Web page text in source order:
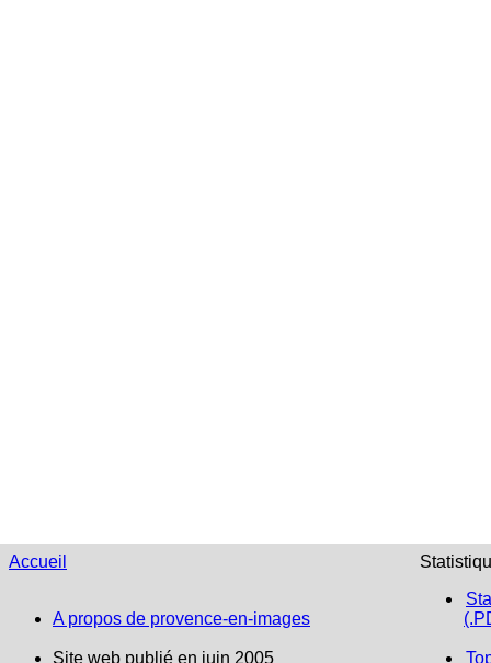
Accueil
A propos de provence-en-images
Site web publié en juin 2005